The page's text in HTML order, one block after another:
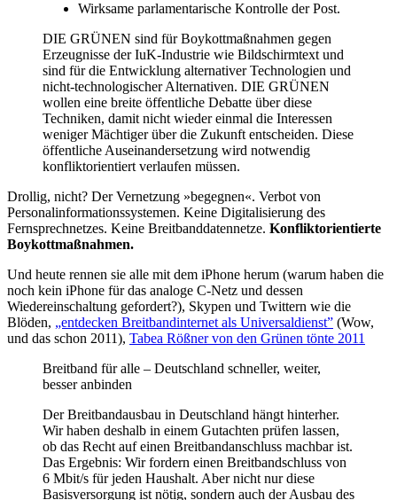
Wirksame parlamentarische Kontrolle der Post.
DIE GRÜNEN sind für Boykottmaßnahmen gegen
Erzeugnisse der IuK-Industrie wie Bildschirmtext und
sind für die Entwicklung alternativer Technologien und
nicht-technologischer Alternativen. DIE GRÜNEN
wollen eine breite öffentliche Debatte über diese
Techniken, damit nicht wieder einmal die Interessen
weniger Mächtiger über die Zukunft entscheiden. Diese
öffentliche Auseinandersetzung wird notwendig
konfliktorientiert verlaufen müssen.
Drollig, nicht? Der Vernetzung »begegnen«. Verbot von
Personalinformationssystemen. Keine Digitalisierung des
Fernsprechnetzes. Keine Breitbanddatennetze. Konfliktorientierte
Boykottmaßnahmen.
Und heute rennen sie alle mit dem iPhone herum (warum haben die
noch kein iPhone für das analoge C-Netz und dessen
Wiedereinschaltung gefordert?), Skypen und Twittern wie die
Blöden, „entdecken Breitbandinternet als Universaldienst” (Wow,
und das schon 2011), Tabea Rößner von den Grünen tönte 2011
Breitband für alle – Deutschland schneller, weiter,
besser anbinden
Der Breitbandausbau in Deutschland hängt hinterher.
Wir haben deshalb in einem Gutachten prüfen lassen,
ob das Recht auf einen Breitbandanschluss machbar ist.
Das Ergebnis: Wir fordern einen Breitbandschluss von
6 Mbit/s für jeden Haushalt. Aber nicht nur diese
Basisversorgung ist nötig, sondern auch der Ausbau des